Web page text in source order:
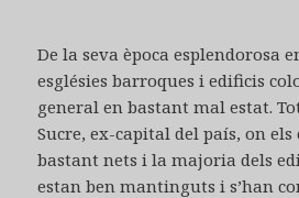
De la seva època esplendorosa
esglésies barroques i edificis
general en bastant mal estat.
Sucre, ex-capital del país, on els
bastant nets i la majoria dels
estan ben mantinguts i s’han